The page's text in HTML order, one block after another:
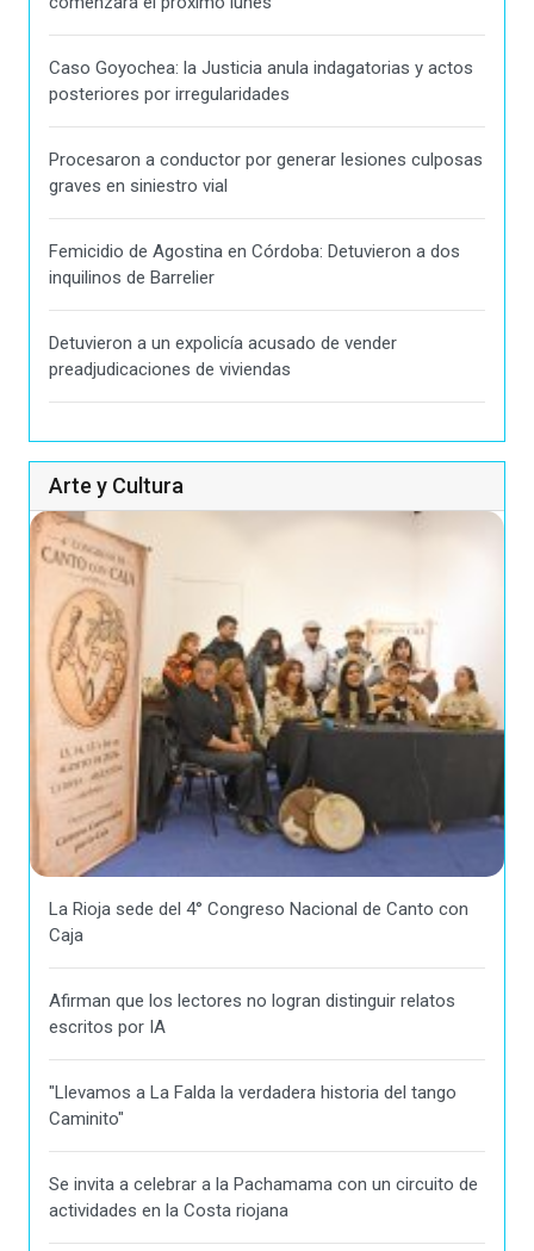
Caso Goyochea: la Justicia anula indagatorias y actos
posteriores por irregularidades
Procesaron a conductor por generar lesiones culposas
graves en siniestro vial
Femicidio de Agostina en Córdoba: Detuvieron a dos
inquilinos de Barrelier
Detuvieron a un expolicía acusado de vender
preadjudicaciones de viviendas
Arte y Cultura
La Rioja sede del 4° Congreso Nacional de Canto con
Caja
Afirman que los lectores no logran distinguir relatos
escritos por IA
"Llevamos a La Falda la verdadera historia del tango
Caminito"
Se invita a celebrar a la Pachamama con un circuito de
actividades en la Costa riojana